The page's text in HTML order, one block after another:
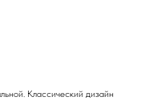
Классический дизайн